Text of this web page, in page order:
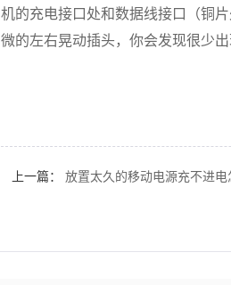
机的充电接口处和数据线接口（铜
微的左右晃动插头，你会发现很少
上一篇： 放置太久的移动电源充不进电